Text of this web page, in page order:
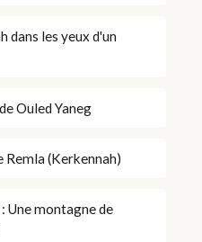
dans les yeux d'un
Ouled Yaneg
Remla (Kerkennah)
Une montagne de